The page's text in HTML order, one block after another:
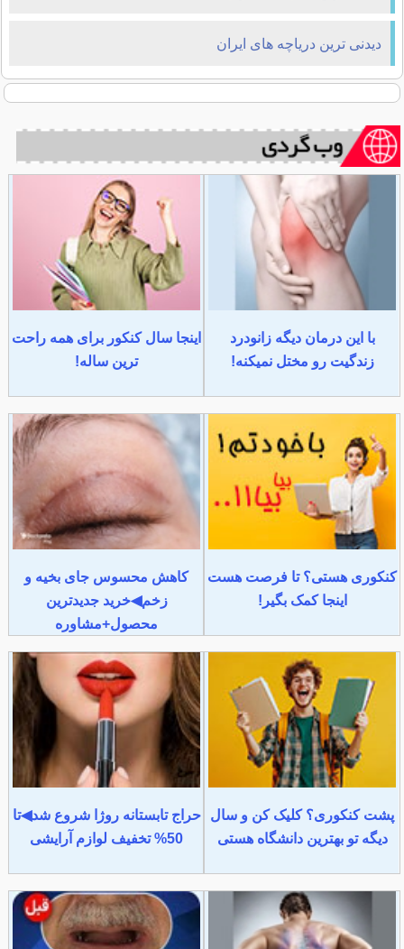
دیدنی ترین دریاچه های ایران
با این درمان دیگه زانودرد
زندگیت رو مختل نمیکنه!
اینجا سال کنکور برای همه راحت
ترین ساله!
کنکوری هستی؟ تا فرصت هست
اینجا کمک بگیر!
کاهش محسوس جای بخیه و
زخم◀خرید جدیدترین
محصول+مشاوره
پشت کنکوری؟ کلیک کن و سال
دیگه تو بهترین دانشگاه هستی
حراج تابستانه روژا شروع شد◀تا
50% تخفیف لوازم آرایشی